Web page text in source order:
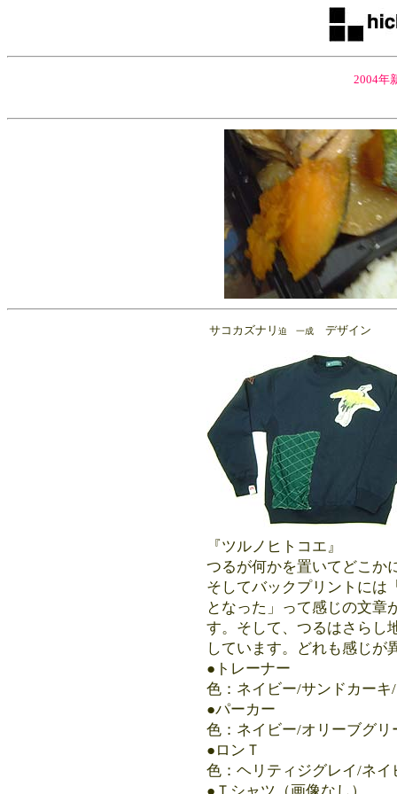
2004年
サコカズナリ 迫 一成 デザイン
『ツルノヒトコエ』
つるが何かを置いてどこか
そしてバックプリントには
となった」って感じの文章
す。そして、つるはさらし
しています。どれも感じが
●トレーナー 7800
色： ネイビー/サンドカー
●パーカー 8800
色：ネイビー/オリーブグリ
●ロンＴ 5800
色：ヘリティジグレイ/ネイ